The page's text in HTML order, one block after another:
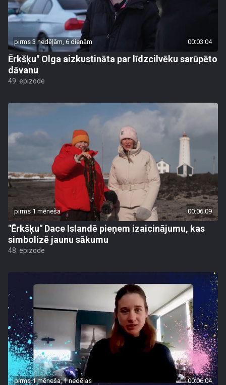
pirms 3 nedēļām, 6 dienām 00:03:04
Ērkšķu" Olga aizkustināta par līdzcilvēku sarūpēto
dāvanu
49. epizode
pirms 1 mēneša 00:06:09
"Ērkšķu" Dace Islandē pieņem izaicinājumu, kas
simbolizē jaunu sākumu
48. epizode
pirms 1 mēneša, 1 nedēļas 00:06:04